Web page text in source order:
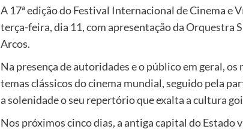
A 17ª edição do Festival Internacional de Cinema e
terça-feira, dia 11, com apresentação da Orquestra
Arcos.
Na presença de autoridades e o público em geral,
temas clássicos do cinema mundial, seguido pela
a solenidade o seu repertório que exalta a cultura
Nos próximos cinco dias, a antiga capital do Estado